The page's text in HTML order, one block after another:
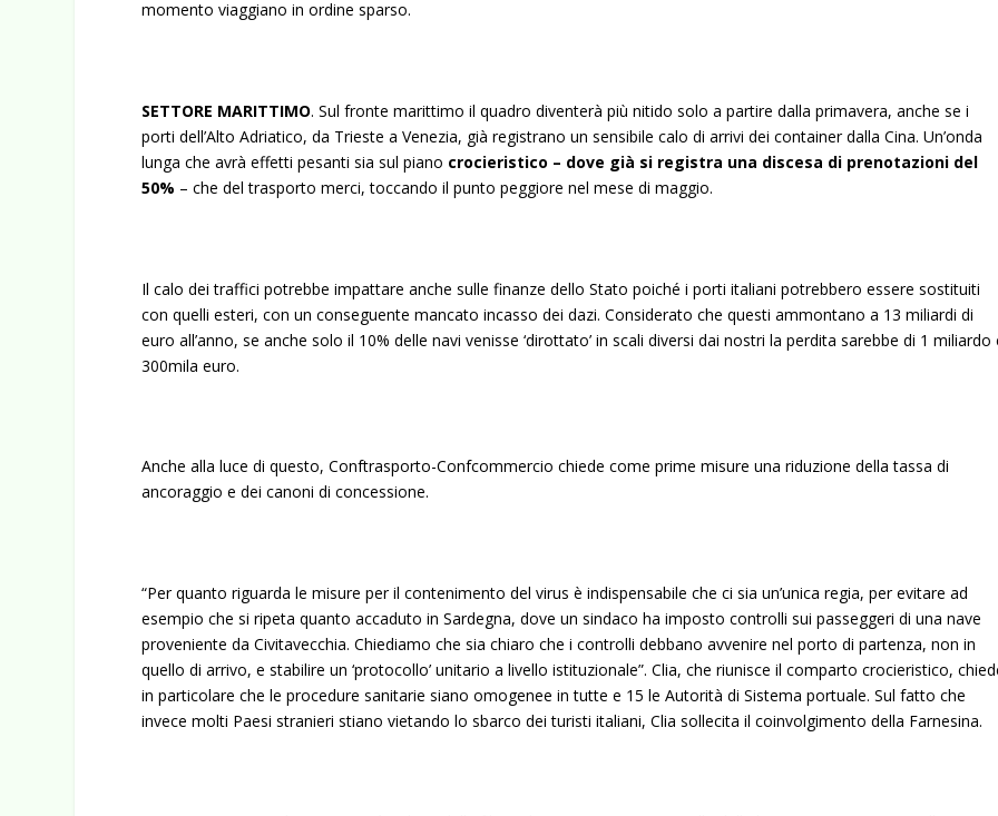
momento viaggiano in ordine sparso.
SETTORE MARITTIMO. Sul fronte marittimo il quadro diventerà più nitido solo a partire dalla primavera, anche se i
porti dell’Alto Adriatico, da Trieste a Venezia, già registrano un sensibile calo di arrivi dei container dalla Cina. Un’onda
lunga che avrà effetti pesanti sia sul piano crocieristico – dove già si registra una discesa di prenotazioni del
50% – che del trasporto merci, toccando il punto peggiore nel mese di maggio.
Il calo dei traffici potrebbe impattare anche sulle finanze dello Stato poiché i porti italiani potrebbero essere sostituiti
con quelli esteri, con un conseguente mancato incasso dei dazi. Considerato che questi ammontano a 13 miliardi di
euro all’anno, se anche solo il 10% delle navi venisse ‘dirottato’ in scali diversi dai nostri la perdita sarebbe di 1 miliardo
300mila euro.
Anche alla luce di questo, Conftrasporto-Confcommercio chiede come prime misure una riduzione della tassa di
ancoraggio e dei canoni di concessione.
“Per quanto riguarda le misure per il contenimento del virus è indispensabile che ci sia un’unica regia, per evitare ad
esempio che si ripeta quanto accaduto in Sardegna, dove un sindaco ha imposto controlli sui passeggeri di una nave
proveniente da Civitavecchia. Chiediamo che sia chiaro che i controlli debbano avvenire nel porto di partenza, non in
quello di arrivo, e stabilire un ‘protocollo’ unitario a livello istituzionale”. Clia, che riunisce il comparto crocieristico,
in particolare che le procedure sanitarie siano omogenee in tutte e 15 le Autorità di Sistema portuale. Sul fatto che
invece molti Paesi stranieri stiano vietando lo sbarco dei turisti italiani, Clia sollecita il coinvolgimento della Farnesina.